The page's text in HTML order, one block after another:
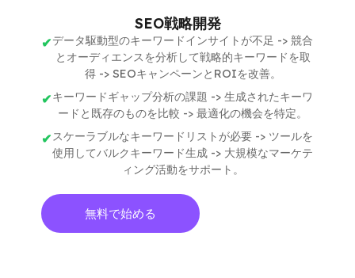
SEO戦略開発
データ駆動型のキーワードインサイトが不足 -> 競合
とオーディエンスを分析して戦略的キーワードを取
得 -> SEOキャンペーンとROIを改善。
キーワードギャップ分析の課題 -> 生成されたキーワ
ードと既存のものを比較 -> 最適化の機会を特定。
スケーラブルなキーワードリストが必要 -> ツールを
使用してバルクキーワード生成 -> 大規模なマーケテ
ィング活動をサポート。
無料で始める